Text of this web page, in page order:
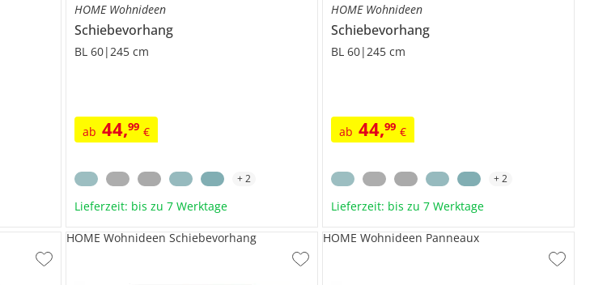
HOME Wohnideen
Schiebevorhang
BL 60|245 cm
ab 44,99 €
+2
Lieferzeit: bis zu 7 Werktage
HOME Wohnideen
Schiebevorhang
BL 60|245 cm
ab 44,99 €
+2
Lieferzeit: bis zu 7 Werktage
HOME Wohnideen Schiebevorhang HOME Wohnideen Panneaux